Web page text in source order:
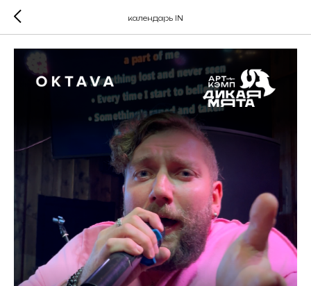
календарь IN